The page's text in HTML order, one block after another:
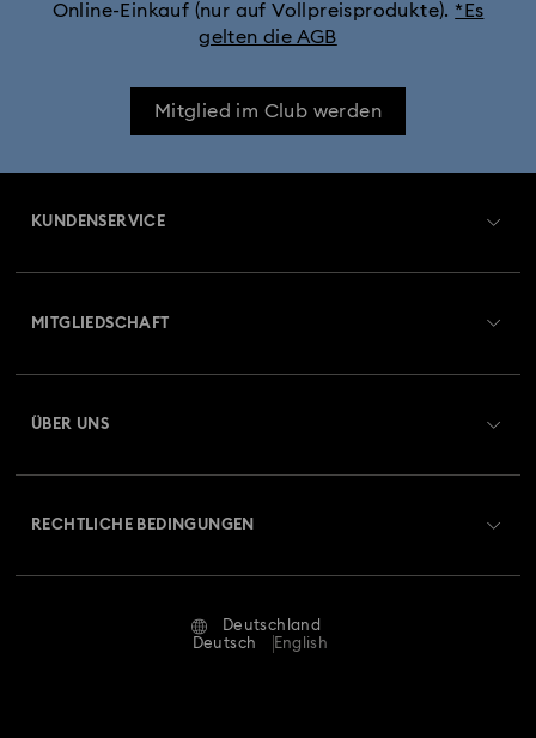
Online-Einkauf (nur auf Vollpreisprodukte). *Es
gelten die AGB
Mitglied im Club werden
KUNDENSERVICE
Retouren und Umtausch
Reparaturstatus
MITGLIEDSCHAFT
ÜBER UNS
RECHTLICHE BEDINGUNGEN
Deutschland
Deutsch
English